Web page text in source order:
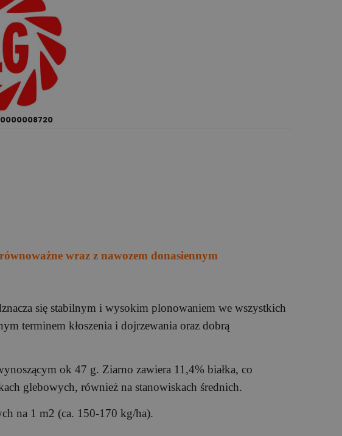
0000008720
wraz z nawozem donasiennym
się stabilnym i wysokim plonowaniem we wszystkich
terminem kłoszenia i dojrzewania oraz dobrą
ok 47 g. Ziarno zawiera 11,4% białka, co
glebowych, również na stanowiskach średnich.
na 1 m2 (ca. 150-170 kg/ha).